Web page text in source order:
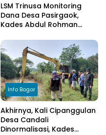
LSM Trinusa Monitoring
Dana Desa Pasirgaok,
Kades Abdul Rohman
Transparansi Pengelolaan
Anggaran
Info Bogor
Akhirnya, Kali Cipanggulan
Desa Candali
Dinormalisasi, Kades